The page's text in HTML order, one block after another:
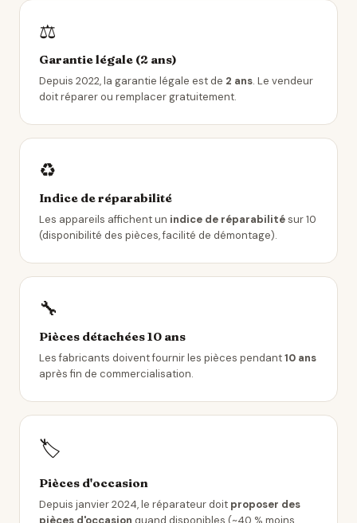
⚖️
Garantie légale (2 ans)
Depuis 2022, la garantie légale est de 2 ans. Le vendeur
doit réparer ou remplacer gratuitement.
♻️
Indice de réparabilité
Les appareils affichent un indice de réparabilitésur 10
(disponibilité des pièces, facilité de démontage).
🔧
Pièces détachées 10 ans
Les fabricants doivent fournir les pièces pendant10 ans
après fin de commercialisation.
🏷️
Pièces d'occasion
Depuis janvier 2024, le réparateur doit proposer des
pièces d'occasion quand disponibles (~40 % moins